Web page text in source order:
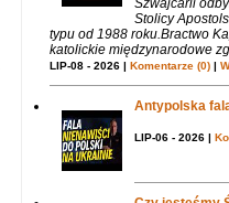
Stolicy
typu od 1988 roku.Bractwo
katolickie międzynarodowe
LIP-08 - 2026 | Komentarze (0)|
Antypolska
LIP-06 - 2026 |